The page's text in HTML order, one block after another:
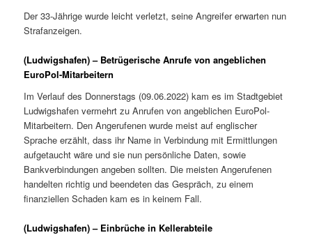
Der 33-Jährige wurde leicht verletzt, seine Angreifer erwarten nun
Strafanzeigen.
(Ludwigshafen) – Betrügerische Anrufe von angeblichen
EuroPol-Mitarbeitern
Im Verlauf des Donnerstags (09.06.2022) kam es im Stadtgebiet
Ludwigshafen vermehrt zu Anrufen von angeblichen EuroPol-
Mitarbeitern. Den Angerufenen wurde meist auf englischer
Sprache erzählt, dass ihr Name in Verbindung mit Ermittlungen
aufgetaucht wäre und sie nun persönliche Daten, sowie
Bankverbindungen angeben sollten. Die meisten Angerufenen
handelten richtig und beendeten das Gespräch, zu einem
finanziellen Schaden kam es in keinem Fall.
(Ludwigshafen) – Einbrüche in Kellerabteile